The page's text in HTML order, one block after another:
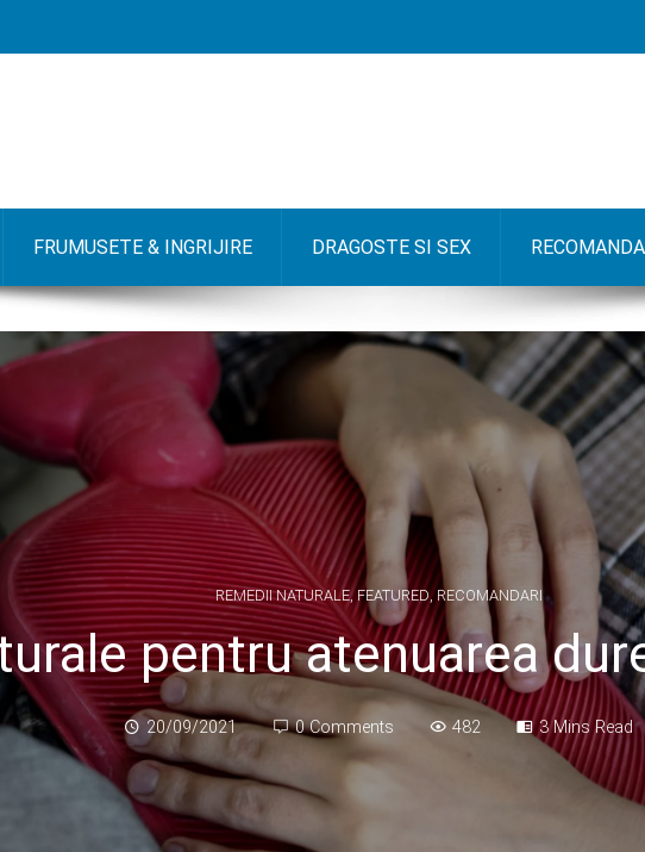
FRUMUSETE & INGRIJIRE DRAGOSTE SI SEX
REMEDII NATURALE,FEATURED,RECOMANDARI
pentru atenuarea
20/09/2021 0 Comments 482 3 Mins Read